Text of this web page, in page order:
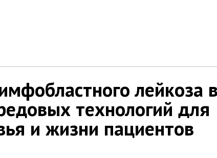
лейкоза в
технологий для
и жизни пациентов